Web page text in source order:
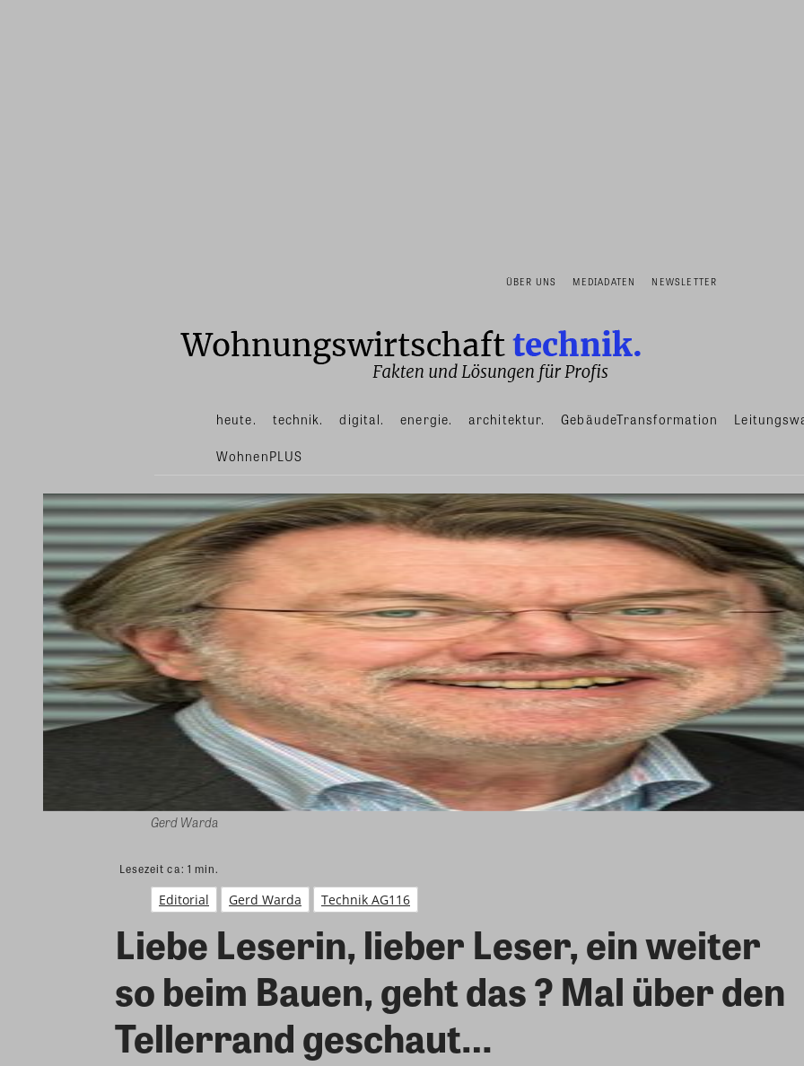
ÜBER UNS MEDIADATEN NEWSLETTER
heute. technik. digital. energie. architektur. GebäudeTransformation
WohnenPLUS
Gerd Warda
Lesezeit ca: 1 min.
Editorial Gerd Warda Technik AG116
Liebe Leserin, lieber Leser, ein weiter
so beim Bauen, geht das ? Mal über den
Tellerrand geschaut…